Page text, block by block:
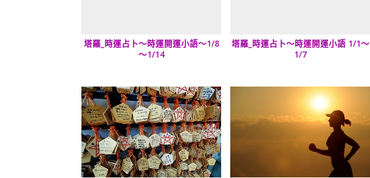
塔羅_時運占卜～時運開運小語～1/8
～1/14
塔羅_時運占卜～時運開運小語 1/1～
1/7